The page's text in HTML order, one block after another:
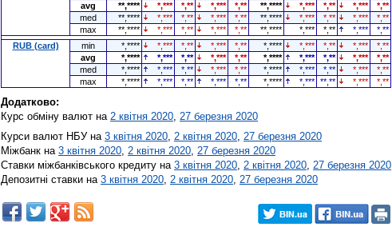
avg
**,**** *,*** *,** *,*** *,** **,**** *,*** *,** *,***
*,**
med
**,**** *,*** *,** *,*** *,** **,**** *,*** *,** *,***
*,**
max
**,**** *,*** *,** *,*** *,** **,**** *,*** *,** *,***
*,**
RUB (card)
min *,**** *,*** *,** *,*** *,** *,**** *,*** *,** *,***
*,**
avg
*,**** *,*** *,** *,*** *,** *,**** *,*** *,** *,***
*,**
med
*,**** *,*** *,** *,*** *,** *,**** *,*** *,** *,***
*,**
max
*,**** *,*** *,** *,*** *,** *,**** *,*** **,** *,*** *,**
Додатково:
Курс обміну валют на 2 квітня 2020, 27 березня 2020
Курси валют НБУ на 3 квітня 2020, 2 квітня 2020, 27 березня 2020
Міжбанк на 3 квітня 2020, 2 квітня 2020, 27 березня 2020
Ставки міжбанківського кредиту на 3 квітня 2020, 2 квітня 2020, 27 березня 2020
Депозитні ставки на 3 квітня 2020, 2 квітня 2020, 27 березня 2020